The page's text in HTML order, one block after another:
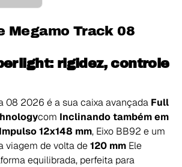
Megamo Track 08
rigidez, controle
08 2026 é a sua caixa avançada Full
com Inclinando também em
Impulso 12x148 mm, Eixo BB92 e um
viagem de volta de120 mm Ele
equilibrada, perfeita para